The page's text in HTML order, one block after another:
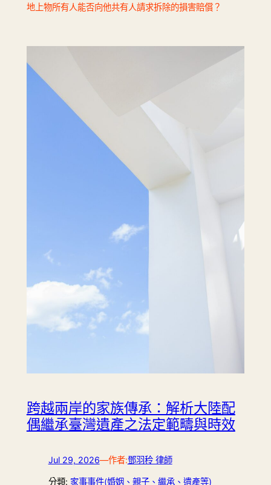
地上物所有人能否向他共有人請求拆除的損害賠償？
跨越兩岸的家族傳承：解析大陸配
偶繼承臺灣遺產之法定範疇與時效
Jul 29, 2026—作者:鄧羽秢 律師
分類: 家事事件(婚姻、親子、繼承、遺產等)